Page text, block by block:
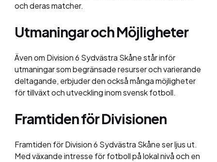
och deras matcher.
Utmaningar och Möjligheter
Även om Division 6 Sydvästra Skåne står inför
utmaningar som begränsade resurser och varierande
deltagande, erbjuder den också många möjligheter
för tillväxt och utveckling inom svensk fotboll.
Framtiden för Divisionen
Framtiden för Division 6 Sydvästra Skåne ser ljus ut.
Med växande intresse för fotboll på lokal nivå och en